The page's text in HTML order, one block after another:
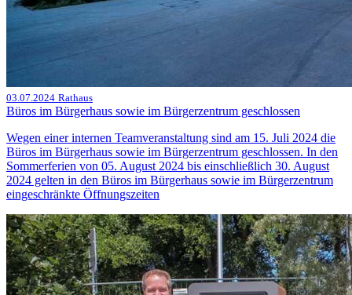
03.07.2024 Rathaus
Büros im Bürgerhaus sowie im Bürgerzentrum geschlossen
Wegen einer internen Teamveranstaltung sind am 15. Juli 2024 die
Büros im Bürgerhaus sowie im Bürgerzentrum geschlossen. In den
Sommerferien von 05. August 2024 bis einschließlich 30. August
2024 gelten in den Büros im Bürgerhaus sowie im Bürgerzentrum
eingeschränkte Öffnungszeiten